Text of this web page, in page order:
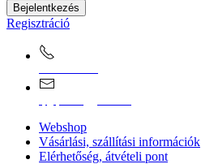
Bejelentkezés
Regisztráció
Webshop
Vásárlási, szállítási információk
Elérhetőség, átvételi pont